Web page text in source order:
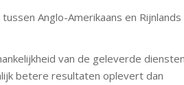
Anglo-Amerikaans en Rijnlands
van de geleverde diensten
betere resultaten oplevert dan